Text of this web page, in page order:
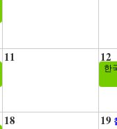
11 12
한
18 19